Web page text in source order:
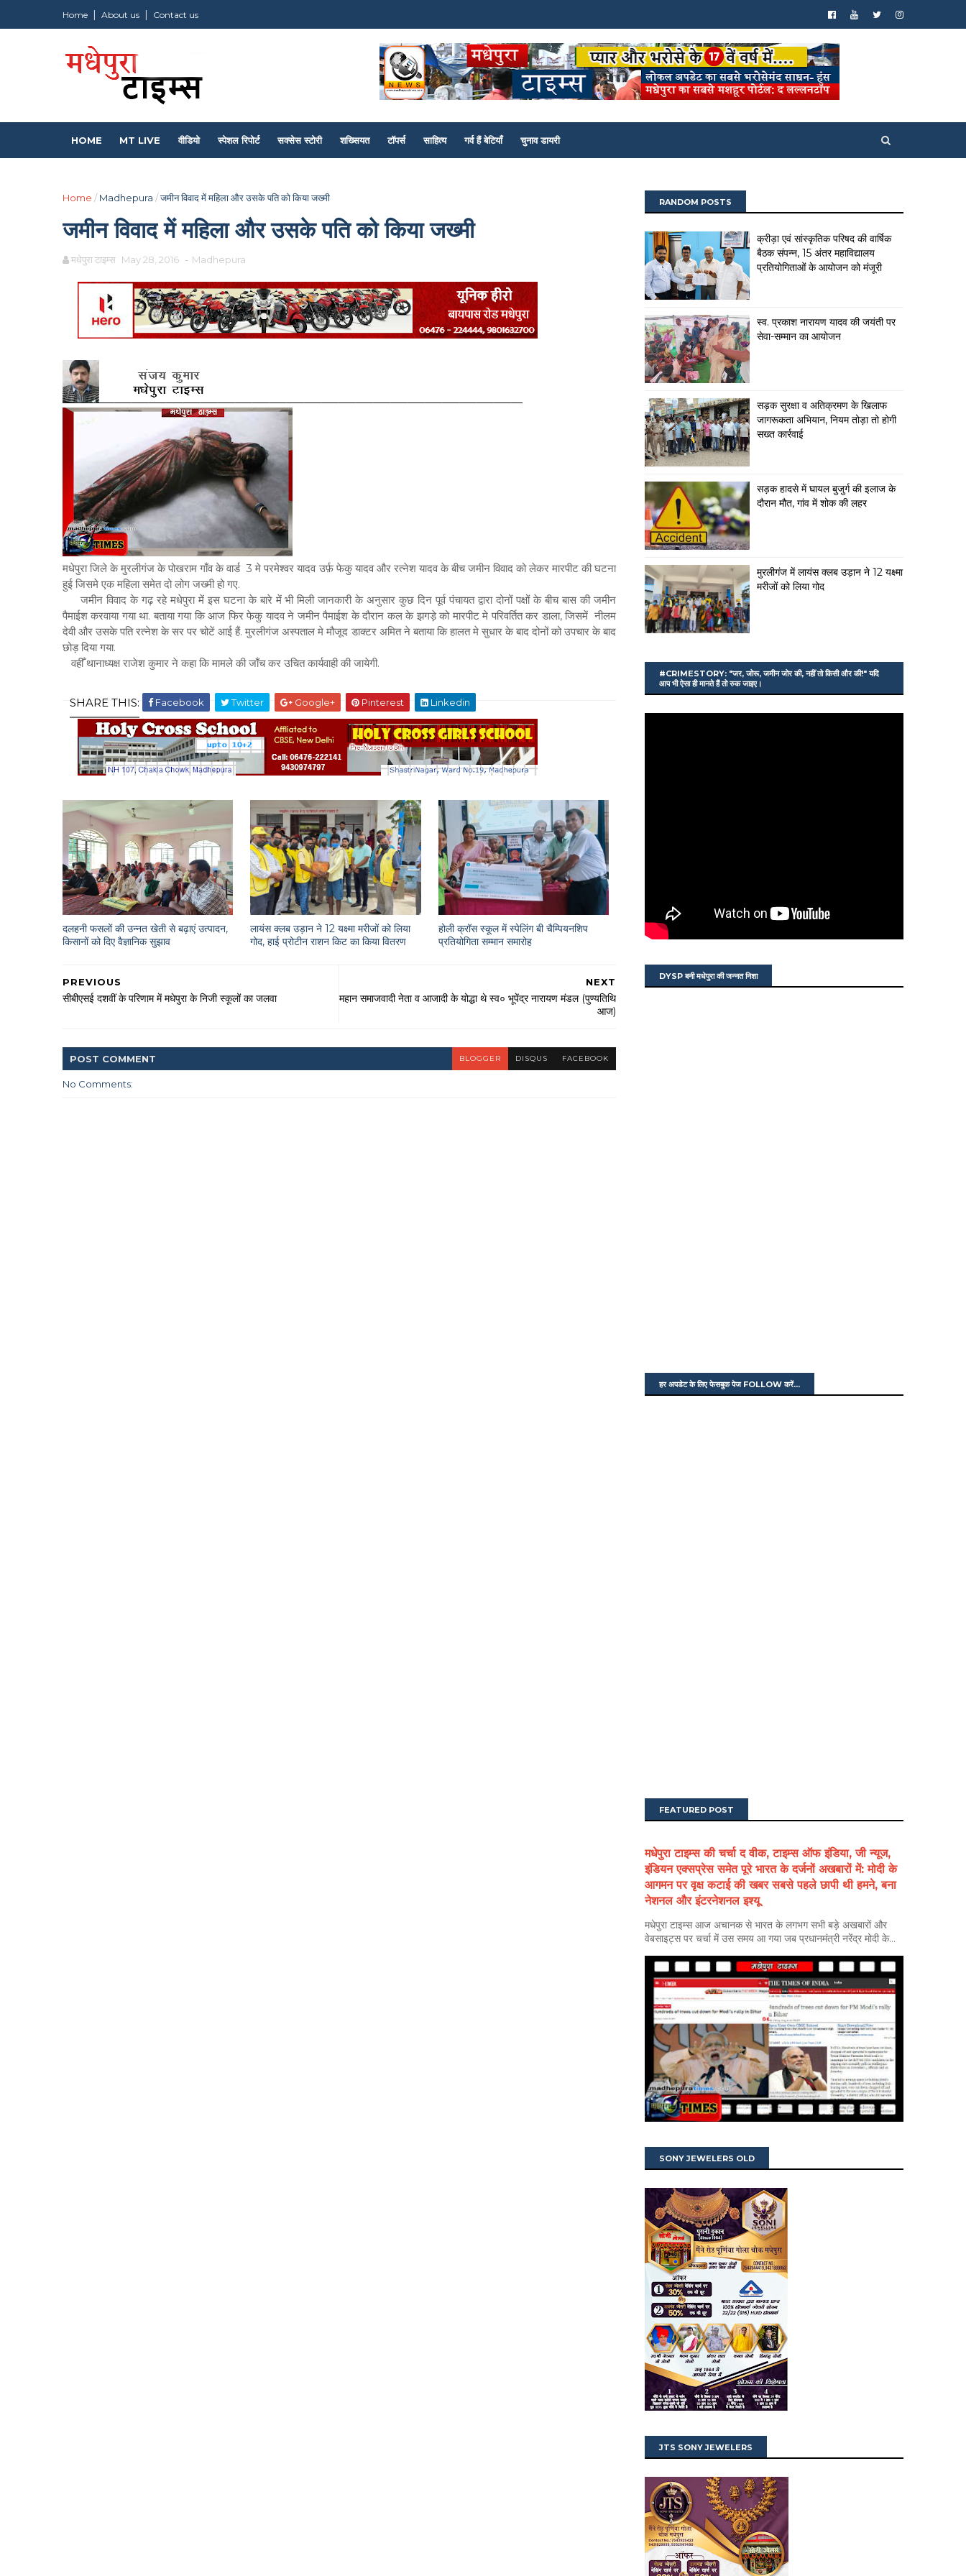
Home About us Contact us
HOME MT LIVE वीडियो स्पेशल रिपोर्ट सक्सेस स्टोरी शख्सियत टॉपर्स साहित्य गर्व हैं बेटियाँ चुनाव डायरी
Home / Madhepura /जमीन विवाद में महिला और उसके पति को किया जख्मी
जमीन विवाद में महिला और उसके पति को किया जख्मी
मधेपुरा टाइम्स May 28, 2016 - Madhepura
मधेपुरा जिले के मुरलीगंज के पोखराम गाँव के वार्ड 3 मे परमेश्वर यादव उर्फ़ फेकु यादव और रत्नेश यादव के बीच जमीन विवाद को लेकर मारपीट की घटना
हुई जिसमे एक महिला समेत दो लोग जख्मी हो गए.
जमीन विवाद के गढ़ रहे मधेपुरा में इस घटना के बारे में भी मिली जानकारी के अनुसार कुछ दिन पूर्व पंचायत द्वारा दोनों पक्षों के बीच बास की जमीन
पैमाईश करवाया गया था. बताया गया कि आज फिर फेकु यादव ने जमीन पैमाईश के दौरान कल के झगड़े को मारपीट मे परिवर्तित कर डाला, जिसमें नीलम
देवी और उसके पति रत्नेश के सर पर चोटें आई हैं. मुरलीगंज अस्पताल मे मौजूद डाक्टर अमित ने बताया कि हालत मे सुधार के बाद दोनों को उपचार के बाद
छोड़ दिया गया.
वहीँ थानाध्यक्ष राजेश कुमार ने कहा कि मामले की जाँच कर उचित कार्यवाही की जायेगी.
SHARE THIS: Facebook Twitter Google+ Pinterest Linkedin
दलहनी फसलों की उन्नत खेती से बढ़ाएं उत्पादन,
किसानों को दिए वैज्ञानिक सुझाव
लायंस क्लब उड़ान ने 12 यक्ष्मा मरीजों को लिया
गोद, हाई प्रोटीन राशन किट का किया वितरण
होली क्रॉस स्कूल में स्पेलिंग बी चैम्पियनशिप
प्रतियोगिता सम्मान समारोह
NEXT
महान समाजवादी नेता व आजादी के योद्धा थे स्व० भूपेंद्र नारायण मंडल (पुण्यतिथि
आज)
PREVIOUS
सीबीएसई दशवीं के परिणाम में मधेपुरा के निजी स्कूलों का जलवा
POST COMMENT BLOGGER DISQUS FACEBOOK
No Comments:
RANDOM POSTS
क्रीड़ा एवं सांस्कृतिक परिषद की वार्षिक
बैठक संपन्न, 15 अंतर महाविद्यालय
प्रतियोगिताओं के आयोजन को मंजूरी
स्व. प्रकाश नारायण यादव की जयंती पर
सेवा-सम्मान का आयोजन
सड़क सुरक्षा व अतिक्रमण के खिलाफ
जागरूकता अभियान, नियम तोड़ा तो होगी
सख्त कार्रवाई
सड़क हादसे में घायल बुजुर्ग की इलाज के
दौरान मौत, गांव में शोक की लहर
मुरलीगंज में लायंस क्लब उड़ान ने 12 यक्ष्मा
मरीजों को लिया गोद
#CRIMESTORY: "जर, जोरू, जमीन जोर की, नहीं तो किसी और की!" यदि
आप भी ऐसा ही मानते हैं तो रुक जाइए।
DYSP बनी मधेपुरा की जन्नत निशा
हर अपडेट के लिए फेसबुक पेज FOLLOW करें...
FEATURED POST
मधेपुरा टाइम्स की चर्चा द वीक, टाइम्स ऑफ इंडिया, जी न्यूज,
इंडियन एक्सप्रेस समेत पूरे भारत के दर्जनों अखबारों में: मोदी के
आगमन पर वृक्ष कटाई की खबर सबसे पहले छापी थी हमने, बना
नेशनल और इंटरनेशनल इश्यू
मधेपुरा टाइम्स आज अचानक से भारत के लगभग सभी बड़े अखबारों और
वेबसाइट्स पर चर्चा में उस समय आ गया जब प्रधानमंत्री नरेंद्र मोदी के...
SONY JEWELERS OLD
JTS SONY JEWELERS